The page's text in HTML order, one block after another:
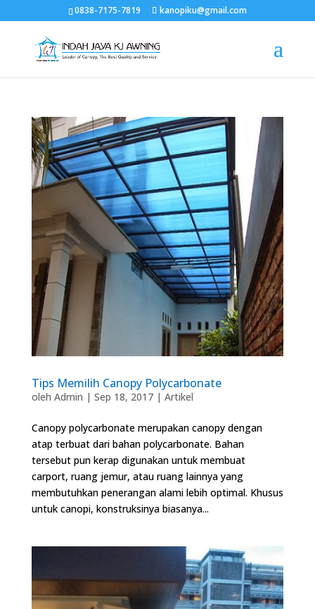
0838-7175-7819 kanopiku@gmail.com
Tips Memilih Canopy Polycarbonate
oleh Admin | Sep 18, 2017| Artikel
Canopy polycarbonate merupakan canopy dengan
atap terbuat dari bahan polycarbonate. Bahan
tersebut pun kerap digunakan untuk membuat
carport, ruang jemur, atau ruang lainnya yang
membutuhkan penerangan alami lebih optimal. Khusus
untuk canopi, konstruksinya biasanya...